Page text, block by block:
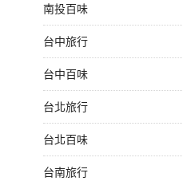
南投百味
台中旅行
台中百味
台北旅行
台北百味
台南旅行